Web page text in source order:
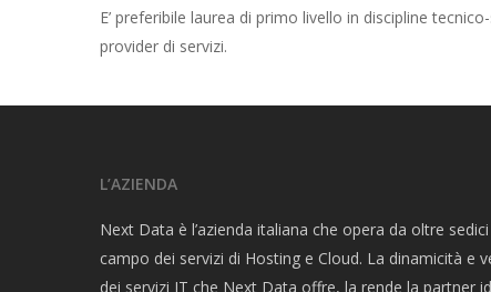
E’ preferibile laurea di primo livello in discipline
provider di servizi.
L’AZIENDA
Next Data è l’azienda italiana che opera da oltre
campo dei servizi di Hosting e Cloud. La dinamicità e
dei servizi IT che Next Data offre, la rende la partner